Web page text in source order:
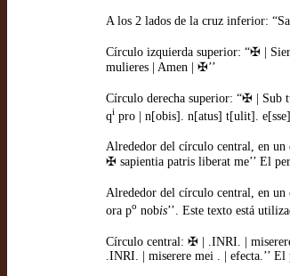
A los 2 lados de la cruz inferior:
Círculo izquierda superior: “✠ |
mulieres | Amen | ✠’’
Círculo derecha superior: “✠ | Sub
qi pro | n[obis]. n[atus] t[ulit].
Alrededor del círculo central, en
✠ sapientia patris liberat me’’ El
Alrededor del círculo central, en
ora po nobis’’. Este texto está
Círculo central: ✠ | .INRI. |
.INRI. | miserere mei . | efecta.’’